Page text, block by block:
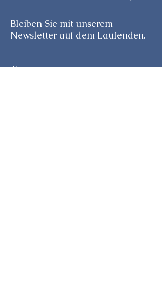
Bleiben Sie mit unserem
Newsletter auf dem Laufenden.
Vorname